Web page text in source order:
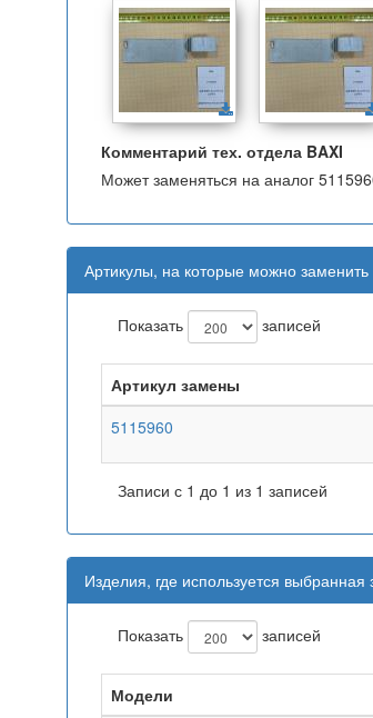
Комментарий тех. отдела BAXI
Может заменяться на аналог
Артикулы, на которые можно заменить
Показать записей
Артикул замены
5115960
Записи с 1 до 1 из 1 записей
Изделия, где используется выбранная
Показать записей
Модели